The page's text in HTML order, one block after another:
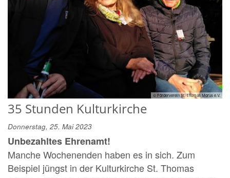
© Förderverein St. Thomas Morus e.V.
35 Stunden Kulturkirche
Donnerstag, 25. Mai 2023
Unbezahltes Ehrenamt!
Manche Wochenenden haben es in sich. Zum
Beispiel jüngst in der Kulturkirche St. Thomas